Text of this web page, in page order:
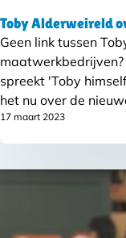
Toby Alderweireld
Geen link tussen
spreekt 'Toby
het nu over de
17 maart 2023